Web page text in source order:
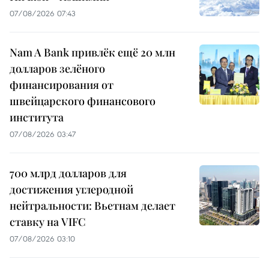
07/08/2026 07:43
Nam A Bank привлёк ещё 20 млн
долларов зелёного
финансирования от
швейцарского финансового
института
07/08/2026 03:47
700 млрд долларов для
достижения углеродной
нейтральности: Вьетнам делает
ставку на VIFC
07/08/2026 03:10